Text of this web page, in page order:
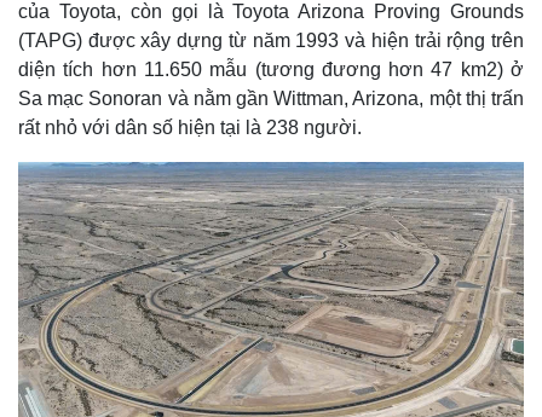
của Toyota, còn gọi là Toyota Arizona Proving Grounds
(TAPG) được xây dựng từ năm 1993 và hiện trải rộng trên
diện tích hơn 11.650 mẫu (tương đương hơn 47 km2) ở
Sa mạc Sonoran và nằm gần Wittman, Arizona, một thị trấn
rất nhỏ với dân số hiện tại là 238 người.